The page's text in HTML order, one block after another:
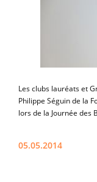
Les clubs lauréats et
Philippe Séguin de la
lors de la Journée des
05.05.2014